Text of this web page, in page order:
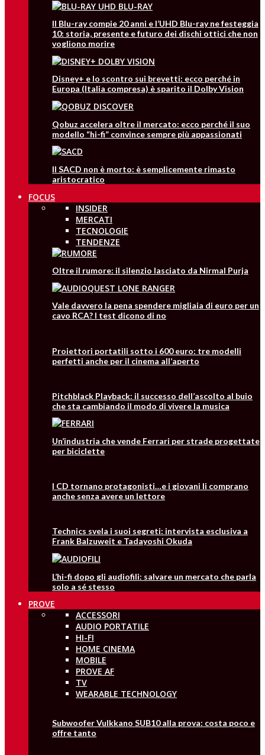
Il Blu-ray compie 20 anni e l’UHD Blu-ray ne festeggia
10: storia, presente e futuro dei dischi ottici che non
vogliono morire
Disney+ e lo scontro sui brevetti: ecco perché in
Europa (Italia compresa) è sparito il Dolby Vision
Qobuz accelera oltre il mercato: ecco perché il suo
modello “hi-fi” convince sempre più appassionati
Il SACD non è morto: è semplicemente rimasto
aristocratico
FOCUS
INSIDER
MERCATI
TECNOLOGIE
TENDENZE
Oltre il rumore: il silenzio lasciato da Nirmal Purja
Vale davvero la pena spendere migliaia di euro per un
cavo RCA? I test dicono di no
Proiettori portatili sotto i 600 euro: tre modelli
perfetti anche per il cinema all’aperto
Pitchblack Playback: il successo dell’ascolto al buio
che sta cambiando il modo di vivere la musica
Un’industria che vende Ferrari per strade progettate
per biciclette
I CD tornano protagonisti…e i giovani li comprano
anche senza avere un lettore
Technics svela i suoi segreti: intervista esclusiva a
Frank Balzuweit e Tadayoshi Okuda
L’hi-fi dopo gli audiofili: salvare un mercato che parla
solo a sé stesso
PROVE
ACCESSORI
AUDIO PORTATILE
HI-FI
HOME CINEMA
MOBILE
PROVE AF
TV
WEARABLE TECHNOLOGY
Subwoofer Vulkkano SUB10 alla prova: costa poco e
offre tanto